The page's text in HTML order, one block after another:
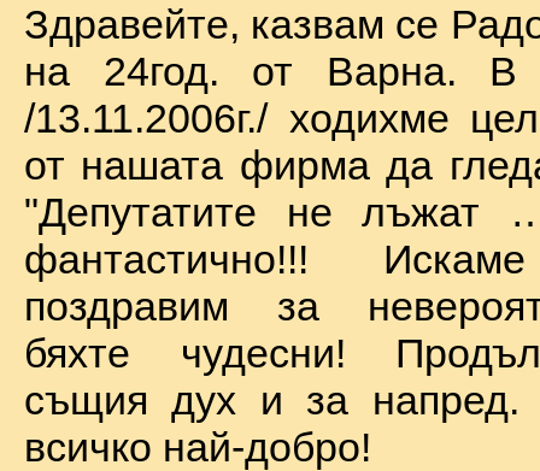
Здравейте, казвам се
на 24год. от Варна. В
/13.11.2006г./ ходихме
от нашата фирма да
"Депутатите не
фантастично!!!
поздравим за
бяхте чудесни!
същия дух и за
всичко най-добро!